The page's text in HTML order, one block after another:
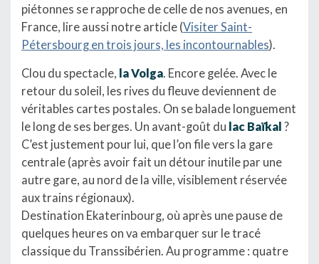
piétonnes se rapproche de celle de nos avenues, en
France, lire aussi notre article (Visiter Saint-
Pétersbourg en trois jours, les incontournables).
Clou du spectacle, la Volga. Encore gelée. Avec le
retour du soleil, les rives du fleuve deviennent de
véritables cartes postales. On se balade longuement
le long de ses berges. Un avant-goût du lac Baïkal ?
C’est justement pour lui, que l’on file vers la gare
centrale (après avoir fait un détour inutile par une
autre gare, au nord de la ville, visiblement réservée
aux trains régionaux).
Destination Ekaterinbourg, où après une pause de
quelques heures on va embarquer sur le tracé
classique du Transsibérien. Au programme : quatre